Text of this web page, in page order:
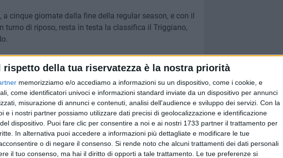
rispetto della tua riservatezza è la nostra priorità
memorizziamo e/o accediamo a informazioni su un dispositivo, come i cookie, e
come identificatori univoci e informazioni standard inviate da un dispositivo per annunci
misurazione di annunci e contenuti, analisi dell'audience e sviluppo dei servizi. Con la
e i nostri partner possiamo utilizzare dati precisi di geolocalizzazione e identificazione
dispositivo. Puoi fare clic per consentire a noi e ai nostri 1733 partner il trattamento per
In alternativa puoi accedere a informazioni più dettagliate e modificare le tue
o di negare il consenso. Si rende noto che alcuni trattamenti dei dati personali
il tuo consenso, ma hai il diritto di opporti a tale trattamento. Le tue preferenze si
cinque giornate dalla fine della regular season, e con il
turno di riposo, resta in testa la classifica il Triggiano,
in meno, l'Ideale Bari, anch'essa vittoriosa in
a quattro punti dal primo posto c'è il Passion Sport
meno rispetto al Triggiano.
del girone A di Prima Categoria hanno visto la netta
campo del Bitetto, il successo esterno dell'Audace
e il 7-0 dell'Uniti per Cerignola in casa della